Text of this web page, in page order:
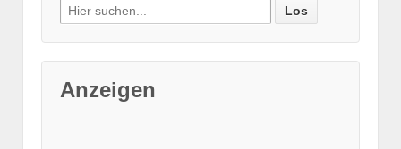
Suche nach:
Anzeigen